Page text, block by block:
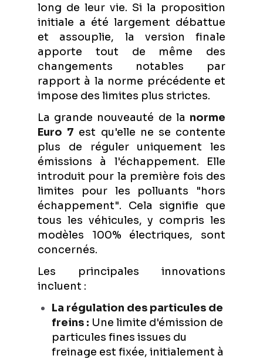
long de leur vie. Si la proposition
initiale a été largement débattue
et assouplie, la version finale
apporte tout de même des
changements notables par
rapport à la norme précédente et
impose des limites plus strictes.
La grande nouveauté de la norme
Euro 7 est qu'elle ne se contente
plus de réguler uniquement les
émissions à l'échappement. Elle
introduit pour la première fois des
limites pour les polluants "hors
échappement". Cela signifie que
tous les véhicules, y compris les
modèles 100% électriques, sont
concernés.
Les principales innovations
incluent :
La régulation des particules de
freins : Une limite d'émission de
particules fines issues du
freinage est fixée, initialement à